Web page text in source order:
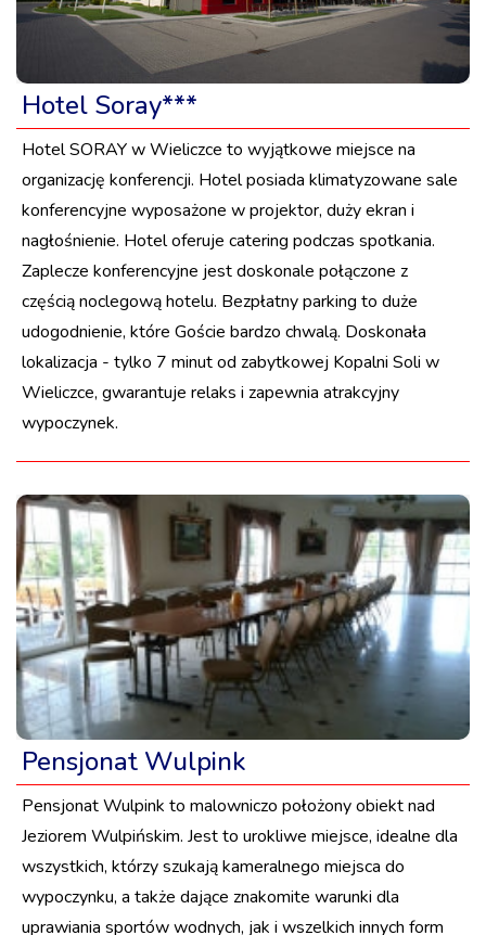
Hotel Soray***
Hotel SORAY w Wieliczce to wyjątkowe miejsce na
organizację konferencji. Hotel posiada klimatyzowane sale
konferencyjne wyposażone w projektor, duży ekran i
nagłośnienie. Hotel oferuje catering podczas spotkania.
Zaplecze konferencyjne jest doskonale połączone z
częścią noclegową hotelu. Bezpłatny parking to duże
udogodnienie, które Goście bardzo chwalą. Doskonała
lokalizacja - tylko 7 minut od zabytkowej Kopalni Soli w
Wieliczce, gwarantuje relaks i zapewnia atrakcyjny
wypoczynek.
Pensjonat Wulpink
Pensjonat Wulpink to malowniczo położony obiekt nad
Jeziorem Wulpińskim. Jest to urokliwe miejsce, idealne dla
wszystkich, którzy szukają kameralnego miejsca do
wypoczynku, a także dające znakomite warunki dla
uprawiania sportów wodnych, jak i wszelkich innych form